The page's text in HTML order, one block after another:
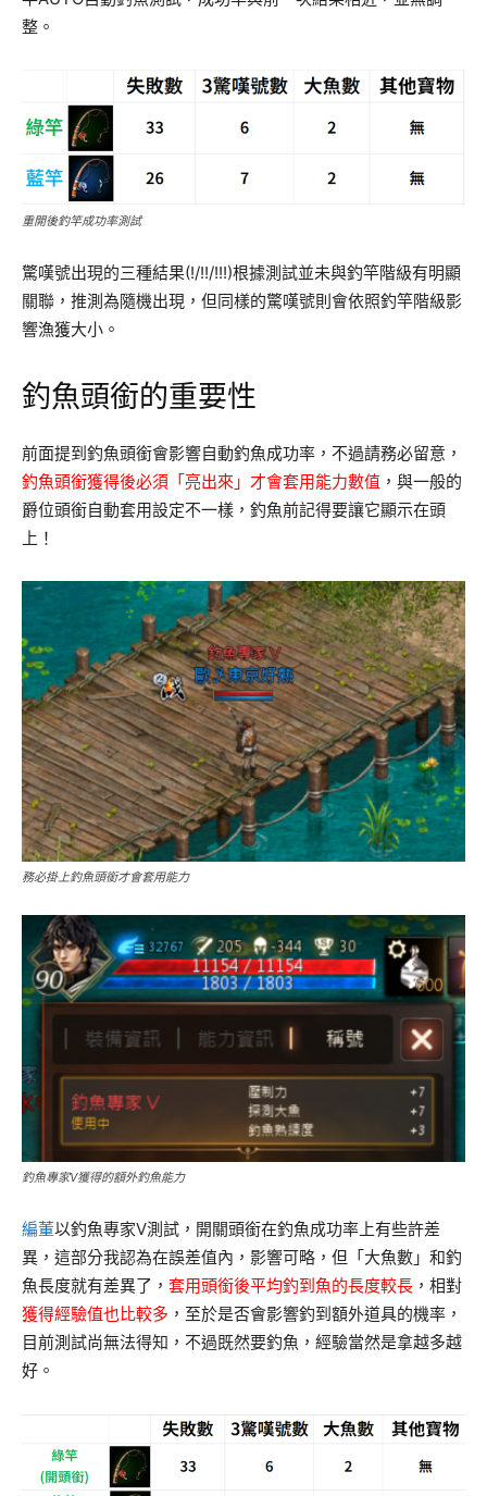
整。
重開後釣竿成功率測試
驚嘆號出現的三種結果(!/!!/!!!)根據測試並未與釣竿階級有明顯
關聯，推測為隨機出現，但同樣的驚嘆號則會依照釣竿階級影
響漁獲大小。
釣魚頭銜的重要性
前面提到釣魚頭銜會影響自動釣魚成功率，不過請務必留意，
釣魚頭銜獲得後必須「亮出來」才會套用能力數值 ，與一般的
爵位頭銜自動套用設定不一樣，釣魚前記得要讓它顯示在頭
上！
務必掛上釣魚頭銜才會套用能力
釣魚專家V獲得的額外釣魚能力
編董以釣魚專家V測試，開關頭銜在釣魚成功率上有些許差
異，這部分我認為在誤差值內，影響可略，但「大魚數」和釣
魚長度就有差異了， 套用頭銜後平均釣到魚的長度較長 ，相對
獲得經驗值也比較多 ，至於是否會影響釣到額外道具的機率，
目前測試尚無法得知，不過既然要釣魚，經驗當然是拿越多越
好。